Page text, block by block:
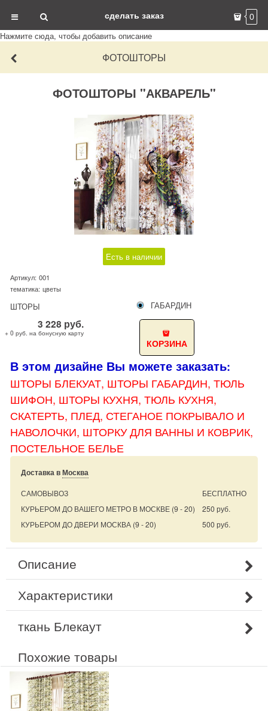
сделать заказ 0
Нажмите сюда, чтобы добавить описание
ФОТОШТОРЫ
ФОТОШТОРЫ "АКВАРЕЛЬ"
Есть в наличии
Артикул: 001
тематика: цветы
ШТОРЫ ГАБАРДИН
3 228 руб.
+ 0 руб. на бонусную карту
КОРЗИНА
В этом дизайне Вы можете заказать:
ШТОРЫ БЛЕКУАТ, ШТОРЫ ГАБАРДИН, ТЮЛЬ
ШИФОН, ШТОРЫ КУХНЯ, ТЮЛЬ КУХНЯ,
СКАТЕРТЬ, ПЛЕД, СТЕГАНОЕ ПОКРЫВАЛО И
НАВОЛОЧКИ, ШТОРКУ ДЛЯ ВАННЫ И КОВРИК,
ПОСТЕЛЬНОЕ БЕЛЬЕ
Доставка вМосква
САМОВЫВОЗ
БЕСПЛАТНО
КУРЬЕРОМ ДО ВАШЕГО МЕТРО В МОСКВЕ (9 - 20)
250 руб.
КУРЬЕРОМ ДО ДВЕРИ МОСКВА (9 - 20) 500 руб.
Описание
Характеристики
ткань Блекаут
Похожие товары